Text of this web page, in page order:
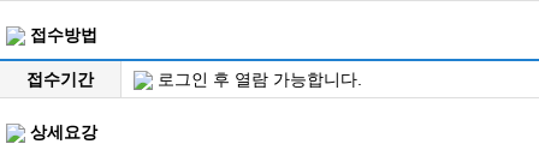
접수방법
접수기간 로그인 후 열람 가능합니다.
상세요강